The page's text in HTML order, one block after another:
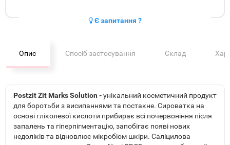
Є запитання ?
Опис Спосіб застосування Склад
Postzit Zit Marks Solution -унікальний косметичний продукт
для боротьби з висипаннями та постакне. Сироватка на
основі гліколевої кислоти прибирає всі почервоніння після
запалень та гіперпігментацію, запобігає появі нових
недоліків та відновлює мікробіом шкіри. Саліцилова